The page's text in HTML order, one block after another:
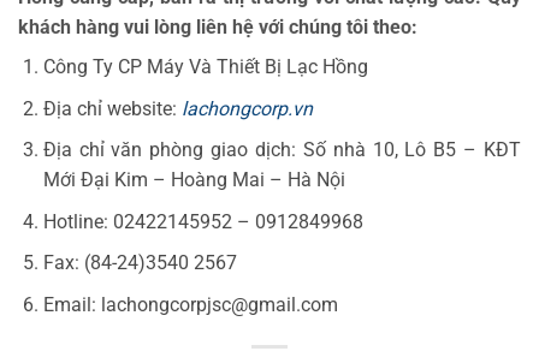
khách hàng vui lòng liên hệ với chúng tôi theo:
Công Ty CP Máy Và Thiết Bị Lạc Hồng
Địa chỉ website: lachongcorp.vn
Địa chỉ văn phòng giao dịch: Số nhà 10, Lô B5 – KĐT
Mới Đại Kim – Hoàng Mai – Hà Nội
Hotline: 02422145952 – 0912849968
Fax: (84-24)3540 2567
Email: lachongcorpjsc@gmail.com